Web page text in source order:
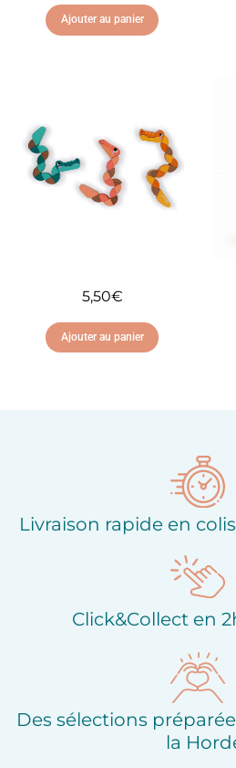
Ajouter au panier
d'envies
5,50€
Ajouter au panier
Livraison rapide en
Click&Collect en
Des sélections
la